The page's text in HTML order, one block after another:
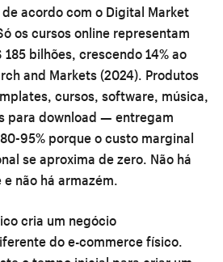
acordo com o Digital Market
os cursos online representam
bilhões, crescendo 14% ao
and Markets (2024). Produtos
cursos, software, música,
para download — entregam
95% porque o custo marginal
se aproxima de zero. Não há
não há armazém.
cria um negócio
do e-commerce físico.